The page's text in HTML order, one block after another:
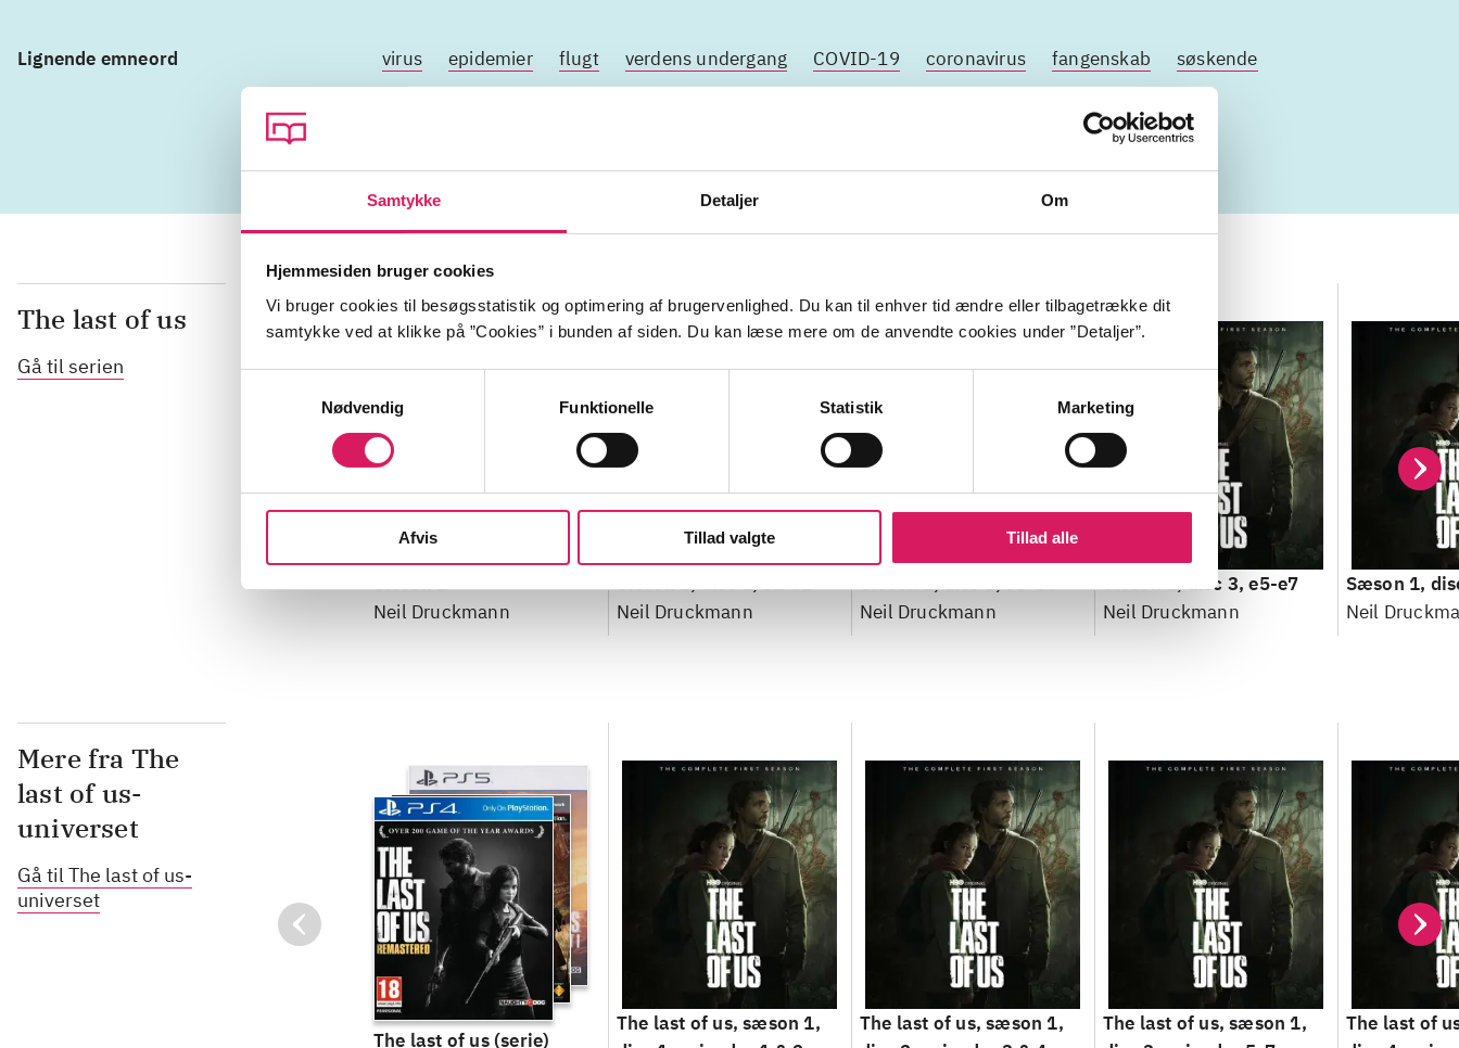
Samtykke Detaljer Om
Hjemmesiden bruger cookies
Vi bruger cookies til besøgsstatistik og optimering af brugervenlighed. Du kan til enhver tid ændre eller tilbagetrække dit
samtykke ved at klikke på ”Cookies” i bunden af siden. Du kan læse mere om de anvendte cookies under ”Detaljer”.
Nødvendig
Funktionelle Statistik Marketing
Afvis Tillad valgte Tillad alle
Lignende emneord virus epidemier flugt verdens undergang COVID-19 coronavirus fangenskab
søskende
The last of us
Gå til serien
Sæson 1
Neil Druckmann
Sæson 1, disc 1, e1-e2
Neil Druckmann
Sæson 1, disc 2, e3-e4
Neil Druckmann
Sæson 1, disc 3, e5-e7
Neil Druckmann
Sæson 1,
Neil
Mere fra The
last of us-
universet
Gå til The last of us-
universet
The last of us(serie)
The last of us, sæson 1,
The last of us, sæson 1,
The last of us, sæson 1,
The last of